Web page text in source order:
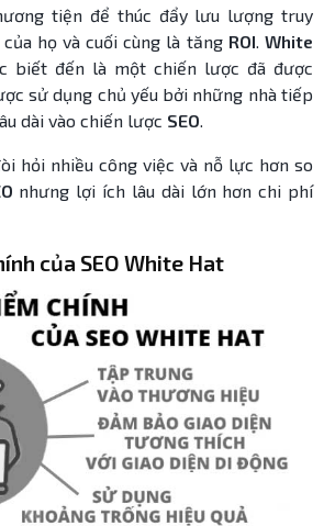
tiện để thúc đẩy lưu lượng truy
họ và cuối cùng là tăng ROI.White
biết đến là một chiến lược đã được
sử dụng chủ yếu bởi những nhà tiếp
dài vào chiến lược SEO.
hỏi nhiều công việc và nỗ lực hơn so
nhưng lợi ích lâu dài lớn hơn chi phí
của SEO White Hat